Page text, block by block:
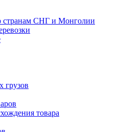
странам СНГ и Монголии
грузов
товара